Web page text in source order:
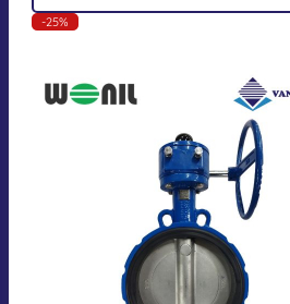
-25%